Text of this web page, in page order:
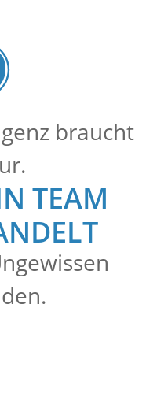
braucht
TEAM